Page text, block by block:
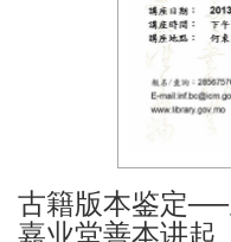
古籍版本鉴定
嘉业堂善本讲起